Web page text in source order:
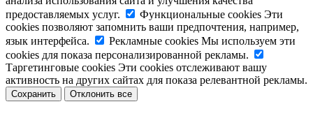
предоставляемых услуг.
Функциональные cookies Эти
cookies позволяют запомнить ваши предпочтения, например,
язык интерфейса.
Рекламные cookies Мы используем эти
cookies для показа персонализированной рекламы.
Таргетинговые cookies Эти cookies отслеживают вашу
активность на других сайтах для показа релевантной рекламы.
Сохранить Отклонить все